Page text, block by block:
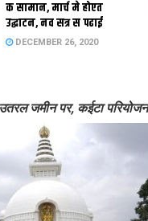
क सामान, मार्च मे होएत
उद्घाटन, नव सत्र स पढाई
DECEMBER 26, 2020
जमीन पर, कईटा